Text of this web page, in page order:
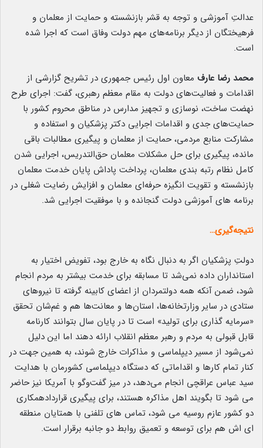
عدالتِ آموزشی و توجه به قشر بازنشسته و حمایت از معلمان و
فرهیختگان از دیگر برنامه‌های مهم دولت وفاق است که اجرا شده
است.
محمد رضا عارف معاون اول رئیس جمهوری در تشریح گزارشی از
اقدامات و فعالیت‌های دولت به مقام معظم رهبری، گفت: اجرای طرح
نهضت ساخت، نوسازی و تجهیز مدارس در مناطق محروم کشور با
حمایت‌های جدی و اقدامات اجرایی دکتر پزشکیان و استفاده و
مشارکت منابع مردمی، حمایت از معلمان و پیگیری مطالبات باقی
مانده، پیگیری برای حل مشکلات معلمان حق‌التدریس، اجرایی شدن
کامل نظام رتبه بندی معلمان، پرداخت پاداش پایان خدمت معلمان
بازنشسته و تقویت انگیزه حرفه‌ای معلمان و افزایش رضایت شغلی در
برنامه های آموزشی دولت گنجانده و با موفقیت اجرایی شد.
نتیجه‌گیری…
دولتِ پزشکیان اگر به دنبال نگاه به خارج بود، تفویض اختیار به
استانداران داده نمی‌شد تا مسابقه برای خدمت بیشتر به مردم انجام
شود، ضمن آنکه همه دولتمردان از اعضای کابینه گرفته تا نیروهای
ستادی در سایر وزارتخانه‌ها، استان‌ها و معانت‌ها هم و غم‌شان تحقق
«سرمایه گذاری برای تولید» است تا در پایان سال بتوانند کارنامه
قابل قبولی به مردم و رهبر معظم انقلاب ارائه دهند اما این دلیل
نمی‌شود از مسیر دیپلماسی و مذاکرات خارج شوند، به همین جهت در
کنار تمام کارها و اقداماتی که دستگاه دیپلماسی کشورمان با هدایت
سید عباس عراقچی انجام می‌دهد، در میز گفت‌وگو با آمریکا نیز حاضر
می شود تا بگویند اهل مذاکره هستند، برای پیگیری قراردادهمکاری
دو کشور عازم روسیه می شود، تماس های تلفنی با همتایان منطقه
ای اش هم برای توسعه و تعمیق روابط دو جانبه برقرار است.